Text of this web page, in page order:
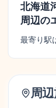
北海道
周辺の
最寄り駅
周